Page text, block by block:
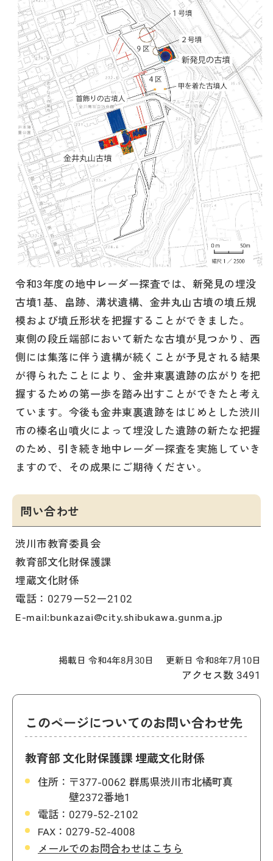
令和3年度の地中レーダー探査では、新発見の埋没
古墳1基、畠跡、溝状遺構、金井丸山古墳の墳丘規
模および墳丘形状を把握することができました。
東側の段丘端部において新たな古墳が見つかり、西
側には集落に伴う遺構が続くことが予見される結果
が得られたことにより、金井東裏遺跡の広がりを把
握するための第一歩を踏み出すことができたと考え
ています。今後も金井東裏遺跡をはじめとした渋川
市の榛名山噴火によって埋没した遺跡の新たな把握
のため、引き続き地中レーダー探査を実施していき
ますので、その成果にご期待ください。
問い合わせ
渋川市教育委員会
教育部文化財保護課
埋蔵文化財係
電話：0279ー52ー2102
E-mail:bunkazai@city.shibukawa.gunma.jp
掲載日 令和4年8月30日 更新日 令和8年7月10日
アクセス数 3491
このページについてのお問い合わせ先
教育部 文化財保護課 埋蔵文化財係
住所： 〒377-0062 群馬県渋川市北橘町真
壁2372番地1
電話： 0279-52-2102
FAX： 0279-52-4008
メールでのお問合わせはこちら